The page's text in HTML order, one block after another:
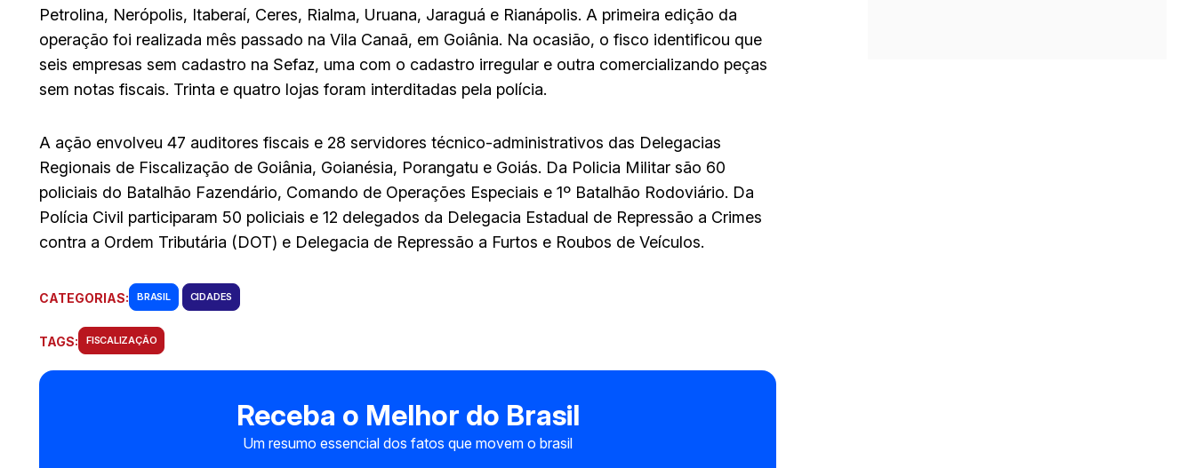
Petrolina, Nerópolis, Itaberaí, Ceres, Rialma, Uruana, Jaraguá e Rianápolis. A primeira edição da
operação foi realizada mês passado na Vila Canaã, em Goiânia. Na ocasião, o fisco identificou que
seis empresas sem cadastro na Sefaz, uma com o cadastro irregular e outra comercializando peças
sem notas fiscais. Trinta e quatro lojas foram interditadas pela polícia.
A ação envolveu 47 auditores fiscais e 28 servidores técnico-administrativos das Delegacias
Regionais de Fiscalização de Goiânia, Goianésia, Porangatu e Goiás. Da Policia Militar são 60
policiais do Batalhão Fazendário, Comando de Operações Especiais e 1º Batalhão Rodoviário. Da
Polícia Civil participaram 50 policiais e 12 delegados da Delegacia Estadual de Repressão a Crimes
contra a Ordem Tributária (DOT) e Delegacia de Repressão a Furtos e Roubos de Veículos.
CATEGORIAS: BRASIL CIDADES
TAGS: FISCALIZAÇÃO
Receba o Melhor do Brasil
Um resumo essencial dos fatos que movem o brasil